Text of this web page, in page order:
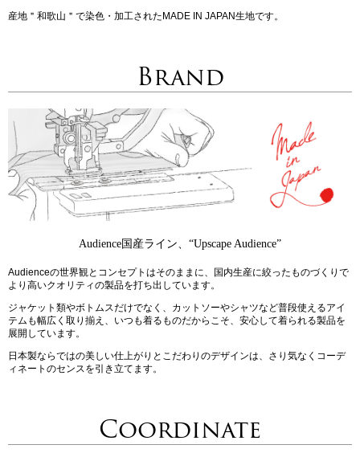
産地＂和歌山＂で染色・加工されたMADE IN JAPAN生地です。
Brand
Audience国産ライン、“Upscape Audience”
Audienceの世界観とコンセプトはそのままに、国内生産に絞ったものづくりで
より高いクオリティの製品を打ち出しています。
ジャケット類やボトムスだけでなく、カットソーやシャツなど普段使えるアイ
テムも幅広く取り揃え、いつも着るものだからこそ、安心して着られる製品を
展開しています。
日本製ならではの美しい仕上がりとこだわりのデザインは、さり気なくコーデ
ィネートのセンスを引き立てます。
Coordinate